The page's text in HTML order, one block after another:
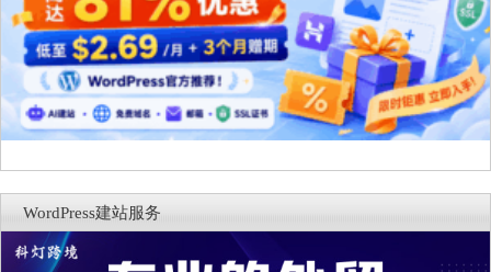
WordPress建站服务